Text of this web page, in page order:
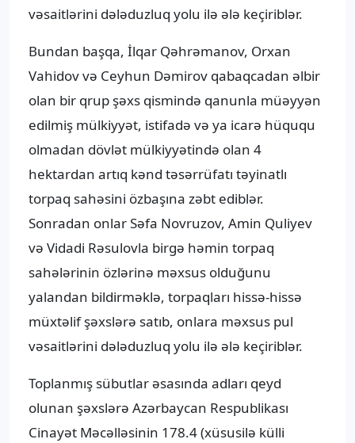
vəsaitlərini dələduzluq yolu ilə ələ keçiriblər.
Bundan başqa, İlqar Qəhrəmanov, Orxan
Vahidov və Ceyhun Dəmirov qabaqcadan əlbir
olan bir qrup şəxs qismində qanunla müəyyən
edilmiş mülkiyyət, istifadə və ya icarə hüququ
olmadan dövlət mülkiyyətində olan 4
hektardan artıq kənd təsərrüfatı təyinatlı
torpaq sahəsini özbaşına zəbt ediblər.
Sonradan onlar Səfa Novruzov, Amin Quliyev
və Vidadi Rəsulovla birgə həmin torpaq
sahələrinin özlərinə məxsus olduğunu
yalandan bildirməklə, torpaqları hissə-hissə
müxtəlif şəxslərə satıb, onlara məxsus pul
vəsaitlərini dələduzluq yolu ilə ələ keçiriblər.
Toplanmış sübutlar əsasında adları qeyd
olunan şəxslərə Azərbaycan Respublikası
Cinayət Məcəlləsinin 178.4 (xüsusilə külli